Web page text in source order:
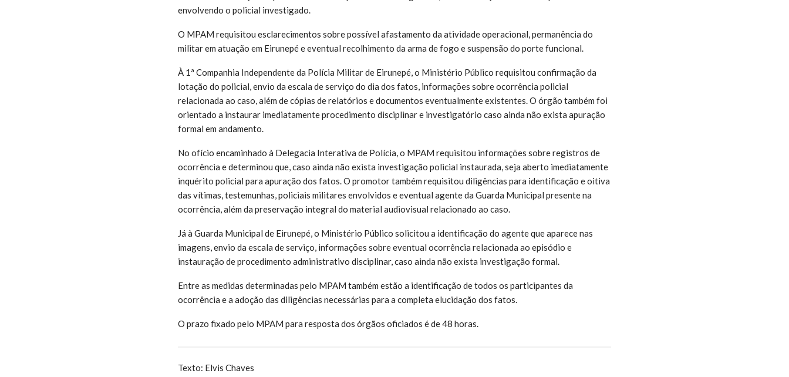
envolvendo o policial investigado.
O MPAM requisitou esclarecimentos sobre possível afastamento da atividade operacional, permanência do
militar em atuação em Eirunepé e eventual recolhimento da arma de fogo e suspensão do porte funcional.
À 1ª Companhia Independente da Polícia Militar de Eirunepé, o Ministério Público requisitou confirmação da
lotação do policial, envio da escala de serviço do dia dos fatos, informações sobre ocorrência policial
relacionada ao caso, além de cópias de relatórios e documentos eventualmente existentes. O órgão também foi
orientado a instaurar imediatamente procedimento disciplinar e investigatório caso ainda não exista apuração
formal em andamento.
No ofício encaminhado à Delegacia Interativa de Polícia, o MPAM requisitou informações sobre registros de
ocorrência e determinou que, caso ainda não exista investigação policial instaurada, seja aberto imediatamente
inquérito policial para apuração dos fatos. O promotor também requisitou diligências para identificação e oitiva
das vítimas, testemunhas, policiais militares envolvidos e eventual agente da Guarda Municipal presente na
ocorrência, além da preservação integral do material audiovisual relacionado ao caso.
Já à Guarda Municipal de Eirunepé, o Ministério Público solicitou a identificação do agente que aparece nas
imagens, envio da escala de serviço, informações sobre eventual ocorrência relacionada ao episódio e
instauração de procedimento administrativo disciplinar, caso ainda não exista investigação formal.
Entre as medidas determinadas pelo MPAM também estão a identificação de todos os participantes da
ocorrência e a adoção das diligências necessárias para a completa elucidação dos fatos.
O prazo fixado pelo MPAM para resposta dos órgãos oficiados é de 48 horas.
Texto: Elvis Chaves